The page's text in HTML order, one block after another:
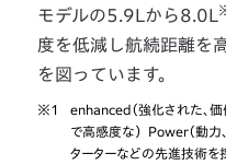
モデルの5.9Lから8.0L
度を低減し航続距離を
を図っています。
※1
enhanced（強化された、
で高感度な） Power（動力
ターターなどの先進技術を